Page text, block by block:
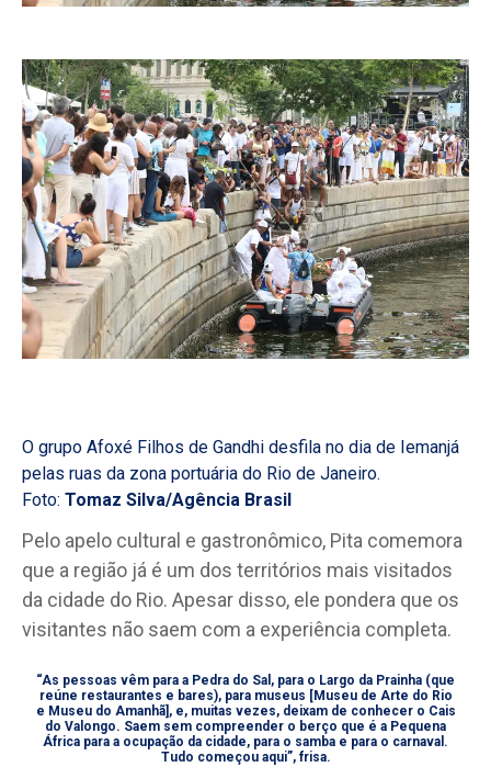
O grupo Afoxé Filhos de Gandhi desfila no dia de Iemanjá
pelas ruas da zona portuária do Rio de Janeiro.
Foto: Tomaz Silva/Agência Brasil
Pelo apelo cultural e gastronômico, Pita comemora
que a região já é um dos territórios mais visitados
da cidade do Rio. Apesar disso, ele pondera que os
visitantes não saem com a experiência completa.
“As pessoas vêm para a Pedra do Sal, para o Largo da Prainha (que
reúne restaurantes e bares), para museus [Museu de Arte do Rio
e Museu do Amanhã], e, muitas vezes, deixam de conhecer o Cais
do Valongo. Saem sem compreender o berço que é a Pequena
África para a ocupação da cidade, para o samba e para o carnaval.
Tudo começou aqui”, frisa.